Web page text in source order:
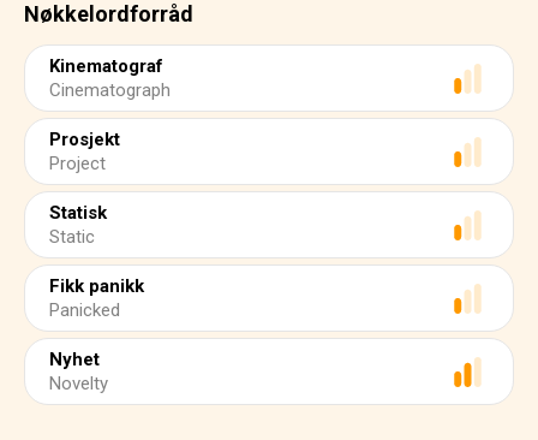
Nøkkelordforråd
Kinematograf
Cinematograph
Prosjekt
Project
Statisk
Static
Fikk panikk
Panicked
Nyhet
Novelty